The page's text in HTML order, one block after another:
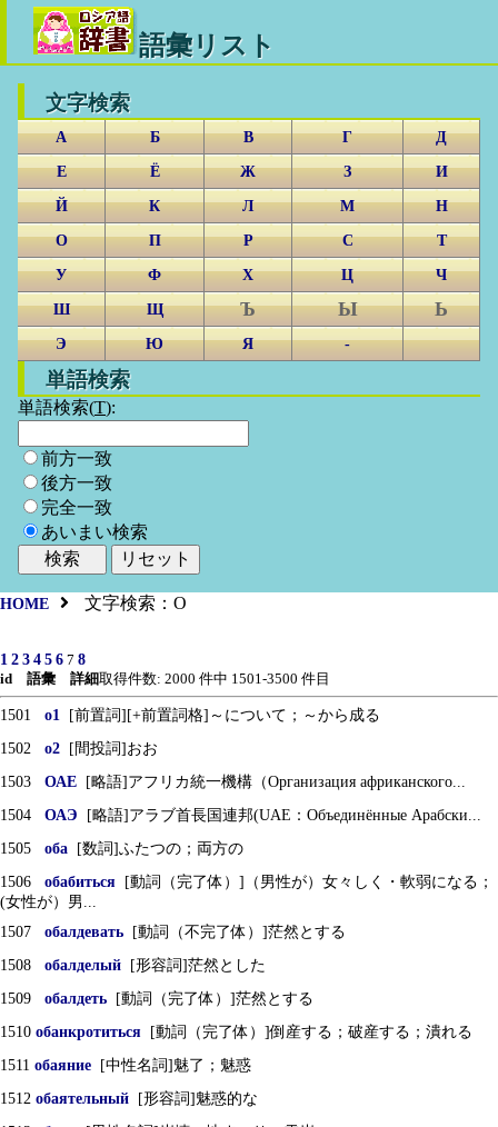
語彙リスト
文字検索
А Б В Г Д
Е Ё Ж З И
Й К Л М Н
О П Р С Т
У Ф Х Ц Ч
Ш Щ Ъ Ы Ь
Э Ю Я -
単語検索
単語検索(T):
前方一致
後方一致
完全一致
あいまい検索
HOME 文字検索： О
1 2 3 4 5 6 7 8
id 語彙 詳細取得件数: 2000 件中 1501-3500 件目
1501 о1 [前置詞][+前置詞格]～について；～から成る
1502 о2 [間投詞]おお
1503 ОАЕ [略語]アフリカ統一機構（Организация африканского...
1504 ОАЭ [略語]アラブ首長国連邦(UAE：Объединённые Арабски...
1505 оба [数詞]ふたつの；両方の
1506 обабиться [動詞（完了体）]（男性が）女々しく・軟弱になる；
(女性が）男...
1507 обалдевать [動詞（不完了体）]茫然とする
1508 обалделый [形容詞]茫然とした
1509 обалдеть [動詞（完了体）]茫然とする
1510 обанкротиться [動詞（完了体）]倒産する；破産する；潰れる
1511 обаяние [中性名詞]魅了；魅惑
1512 обаятельный [形容詞]魅惑的な